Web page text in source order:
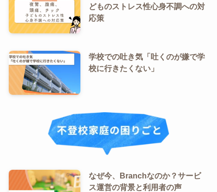
どものストレス性心身不調への対
応策
学校での吐き気「吐くのが嫌で学
校に行きたくない」
なぜ今、Branchなのか？サービ
ス運営の背景と利用者の声